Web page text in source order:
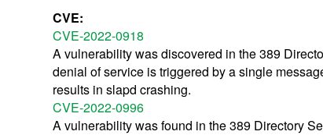
CVE:
CVE-2022-0918
A vulnerability was discovered in the 389
denial of service is triggered by a single
results in slapd crashing.
CVE-2022-0996
A vulnerability was found in the 389 Directory